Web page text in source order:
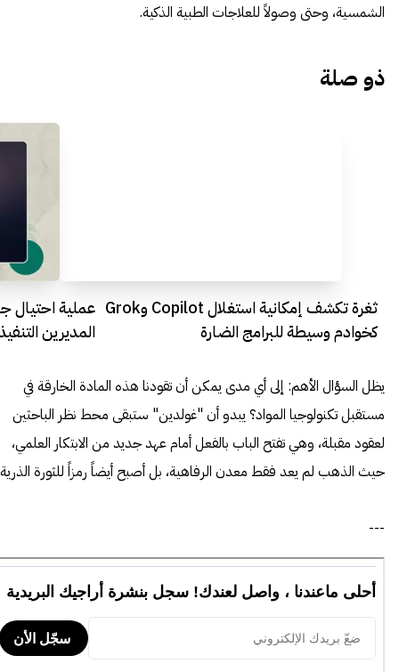
الشمسية، وحتى وصولاً للعلاجات الطبية الذكية.
ذو صلة
ثغرة تكشف إمكانية استغلال Copilot وGrok
كخوادم وسيطة للبرامج الضارة
عملية احتيال
المديرين
يظل السؤال الأهم: إلى أي مدى يمكن أن تقودنا هذه المادة الخارقة في
مستقبل تكنولوجيا المواد؟ يبدو أن "غولدين" ستبقى محط نظر الباحثين
لعقود مقبلة، وهي تفتح الباب بالفعل أمام عهد جديد من الابتكار العلمي،
حيث الذهب لم يعد فقط معدن الرفاهية، بل أصبح أيضاً رمزاً للثورة
---